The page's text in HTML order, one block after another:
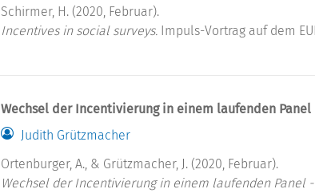
Schirmer, H. (2020, Februar).
Incentives in social surveys. Impuls-Vortrag auf dem
Wechsel der Incentivierung in einem laufenden
Judith Grützmacher
Ortenburger, A., & Grützmacher, J. (2020, Februar).
Wechsel der Incentivierung in einem laufenden Panel -